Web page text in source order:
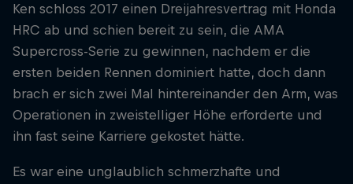
Ken schloss 2017 einen Dreijahresvertrag mit Honda
HRC ab und schien bereit zu sein, die AMA
Supercross-Serie zu gewinnen, nachdem er die
ersten beiden Rennen dominiert hatte, doch dann
brach er sich zwei Mal hintereinander den Arm, was
Operationen in zweistelliger Höhe erforderte und
ihn fast seine Karriere gekostet hätte.
Es war eine unglaublich schmerzhafte und